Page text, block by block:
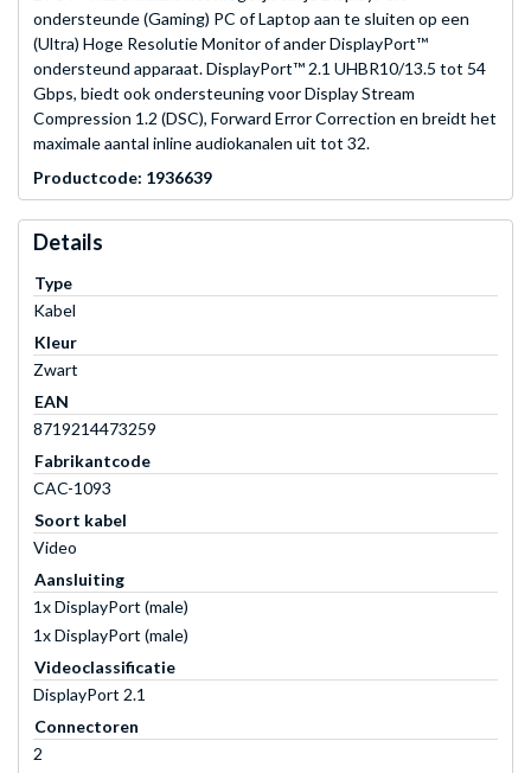
ondersteunde (Gaming) PC of Laptop aan te sluiten op een
(Ultra) Hoge Resolutie Monitor of ander DisplayPort™
ondersteund apparaat. DisplayPort™ 2.1 UHBR10/13.5 tot 54
Gbps, biedt ook ondersteuning voor Display Stream
Compression 1.2 (DSC), Forward Error Correction en breidt het
maximale aantal inline audiokanalen uit tot 32.
Productcode: 1936639
Details
Type
Kabel
Kleur
Zwart
EAN
8719214473259
Fabrikantcode
CAC-1093
Soort kabel
Video
Aansluiting
1x DisplayPort (male)
1x DisplayPort (male)
Videoclassificatie
DisplayPort 2.1
Connectoren
2